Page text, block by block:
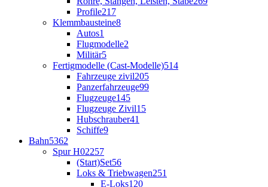
Profile217
Klemmbausteine8
Autos1
Flugmodelle2
Militär5
Fertigmodelle (Cast-Modelle)514
Fahrzeuge zivil205
Panzerfahrzeuge99
Flugzeuge145
Flugzeuge Zivil15
Hubschrauber41
Schiffe9
Bahn5362
Spur H02257
(Start)Set56
Loks & Triebwagen251
E-Loks120